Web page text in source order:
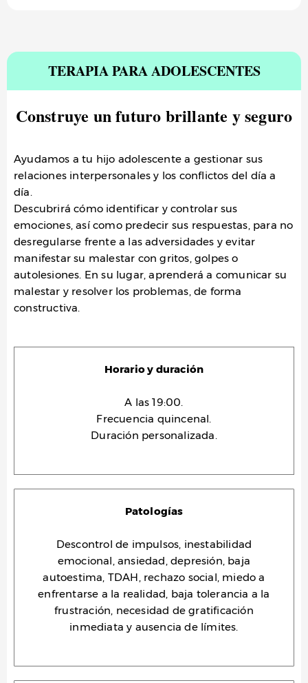
TERAPIA PARA ADOLESCENTES
Construye un futuro brillante y seguro
Ayudamos a tu hijo adolescente a gestionar sus
relaciones interpersonales y los conflictos del día a
día.
Descubrirá cómo identificar y controlar sus
emociones, así como predecir sus respuestas, para no
desregularse frente a las adversidades y evitar
manifestar su malestar con gritos, golpes o
autolesiones. En su lugar, aprenderá a comunicar su
malestar y resolver los problemas, de forma
constructiva.
Horario y duración
A las 19:00.
Frecuencia quincenal.
Duración personalizada.
Patologías
Descontrol de impulsos, inestabilidad
emocional, ansiedad, depresión, baja
autoestima, TDAH, rechazo social, miedo a
enfrentarse a la realidad, baja tolerancia a la
frustración, necesidad de gratificación
inmediata y ausencia de límites.